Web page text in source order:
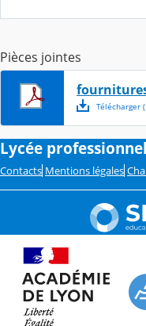
Pièces jointes
Télécharger(
Lycée
Contacts Mentions légales